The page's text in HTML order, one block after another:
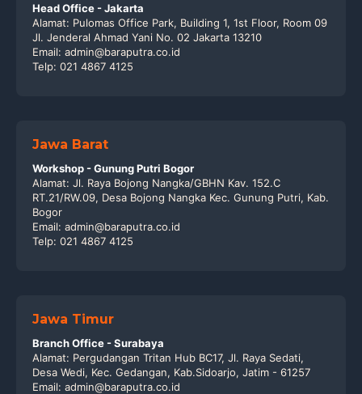
Head Office - Jakarta
Alamat: Pulomas Office Park, Building 1, 1st Floor, Room 09
Jl. Jenderal Ahmad Yani No. 02 Jakarta 13210
Email: admin@baraputra.co.id
Telp: 021 4867 4125
Jawa Barat
Workshop - Gunung Putri Bogor
Alamat: Jl. Raya Bojong Nangka/GBHN Kav. 152.C
RT.21/RW.09, Desa Bojong Nangka Kec. Gunung Putri, Kab.
Bogor
Email: admin@baraputra.co.id
Telp: 021 4867 4125
Jawa Timur
Branch Office - Surabaya
Alamat: Pergudangan Tritan Hub BC17, Jl. Raya Sedati,
Desa Wedi, Kec. Gedangan, Kab.Sidoarjo, Jatim - 61257
Email: admin@baraputra.co.id